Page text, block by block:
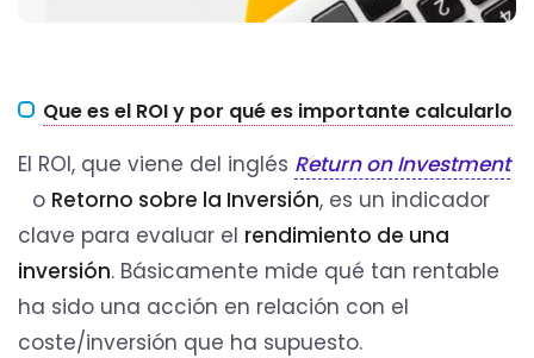
Que es el ROI y por qué es importante calcularlo
El ROI, que viene del inglés Return on Investment
o Retorno sobre la Inversión, es un indicador
clave para evaluar el rendimiento de una
inversión. Básicamente mide qué tan rentable
ha sido una acción en relación con el
coste/inversión que ha supuesto.